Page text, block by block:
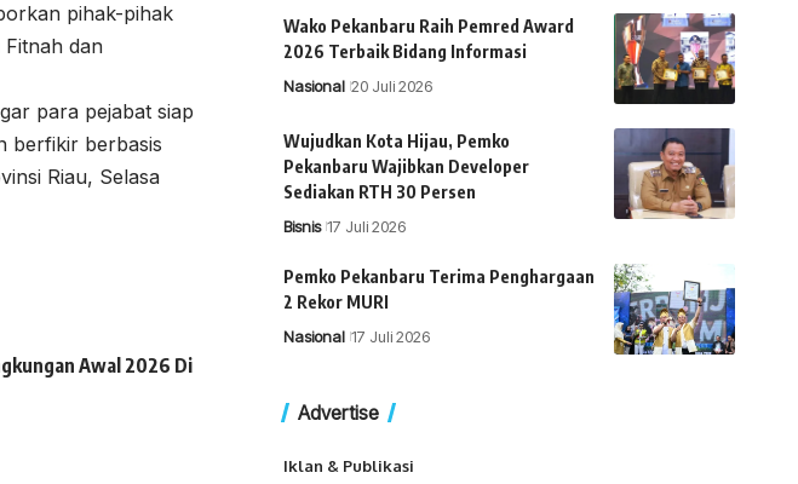
pihak-pihak
dan
para pejabat siap
berfikir berbasis
Riau, Selasa
Awal 2026 Di
Wako Pekanbaru Raih Pemred Award
2026 Terbaik Bidang Informasi
Nasional 20 Juli 2026
Wujudkan Kota Hijau, Pemko
Pekanbaru Wajibkan Developer
Sediakan RTH 30 Persen
Bisnis 17 Juli 2026
Pemko Pekanbaru Terima Penghargaan
2 Rekor MURI
Nasional 17 Juli 2026
Advertise
Iklan & Publikasi